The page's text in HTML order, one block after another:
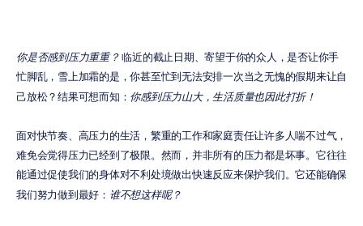
你是否感到压力重重？ 临近的截止日期、寄望于你的众人，是否让你手
忙脚乱，雪上加霜的是，你甚至忙到无法安排一次当之无愧的假期来让自
己放松？结果可想而知： 你感到压力山大，生活质量也因此打折！
面对快节奏、高压力的生活，繁重的工作和家庭责任让许多人喘不过气，
难免会觉得压力已经到了极限。然而，并非所有的压力都是坏事。它往往
能通过促使我们的身体对不利处境做出快速反应来保护我们。它还能确保
我们努力做到最好： 谁不想这样呢？